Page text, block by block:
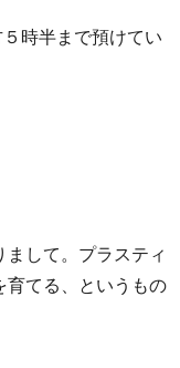
時半まで預けてい
まして。プラスティ
育てる、というもの